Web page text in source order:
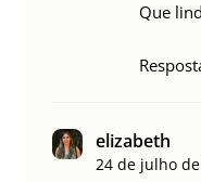
Que
elizabeth
24 de julho